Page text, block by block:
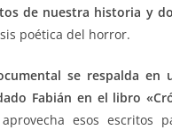
de nuestra historia y
poética del horror.
se respalda
Fabián en el libro
esos escritos